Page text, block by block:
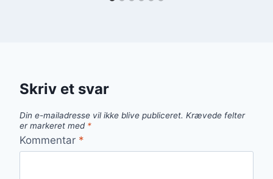
Skriv et svar
Din e-mailadresse vil ikke blive publiceret. Krævede felter
er markeret med *
Kommentar *